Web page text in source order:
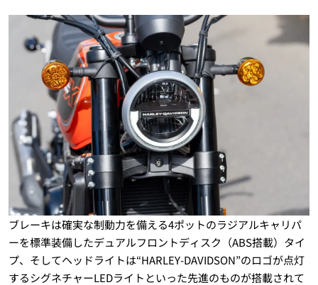
ブレーキは確実な制動力を備える4ポットのラジアルキャリパ
ーを標準装備したデュアルフロントディスク（ABS搭載）タイ
プ、そしてヘッドライトは“HARLEY-DAVIDSON”のロゴが点灯
するシグネチャーLEDライトといった先進のものが搭載されて